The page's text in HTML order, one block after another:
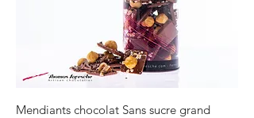
Mendiants chocolat Sans sucre grand